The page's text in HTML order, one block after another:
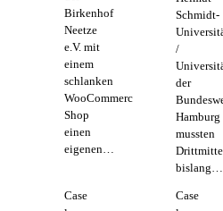
Birkenhof
Neetze
e.V. mit
einem
schlanken
WooCommerce-
Shop
einen
eigenen…
Case
Schmidt-
/
der
Hamburg
mussten
bislang…
Case